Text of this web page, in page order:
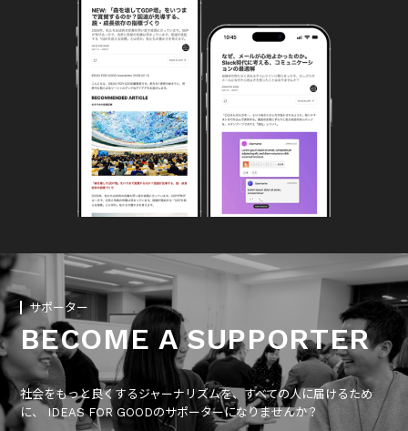
サポーター
BECOME A SUPPORTER
社会をもっと良くするジャーナリズムを、すべての人に届けるため
に、 IDEAS FOR GOODのサポーターになりませんか？